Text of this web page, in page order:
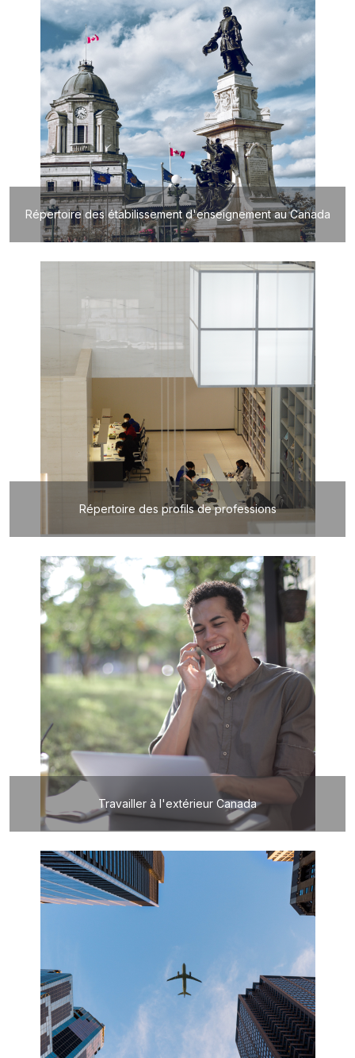
Répertoire des étabilissement d'enseignement au Canada
Répertoire des profils de professions
Travailler à l'extérieur Canada